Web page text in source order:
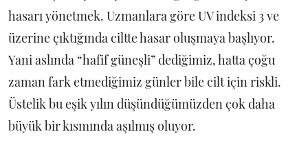
hasarı yönetmek. Uzmanlara göre UV indeksi 3 ve
üzerine çıktığında ciltte hasar oluşmaya başlıyor.
Yani aslında “hafif güneşli” dediğimiz, hatta çoğu
zaman fark etmediğimiz günler bile cilt için riskli.
Üstelik bu eşik yılın düşündüğümüzden çok daha
büyük bir kısmında aşılmış oluyor.